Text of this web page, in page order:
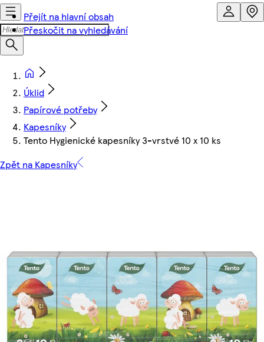
Přejít na hlavní obsah
Přeskočit na vyhledávání
Úklid
Papírové potřeby
Kapesníky
Tento Hygienické kapesníky 3-vrstvé 10 x 10 ks
Zpět na Kapesníky